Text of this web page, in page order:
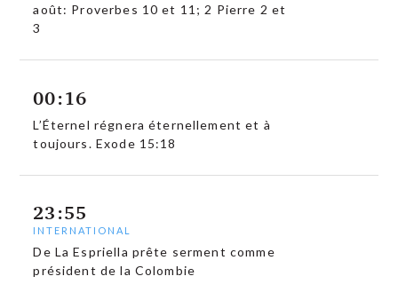
août: Proverbes 10 et 11; 2 Pierre 2 et
3
00:16
L’Éternel régnera éternellement et à
toujours. Exode 15:18
23:55
INTERNATIONAL
De La Espriella prête serment comme
président de la Colombie